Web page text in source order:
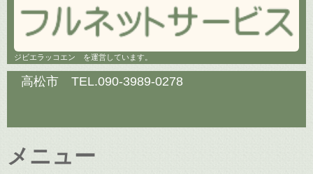
ジビエラッコエン を運営しています。
高松市 TEL.090-3989-0278
メニュー